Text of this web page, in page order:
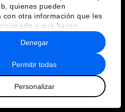
quienes pueden
con otra información que les
o que hayan
partir del uso que haya
servicios.
Permitir todas
Personalizar
Denegar
el Foro